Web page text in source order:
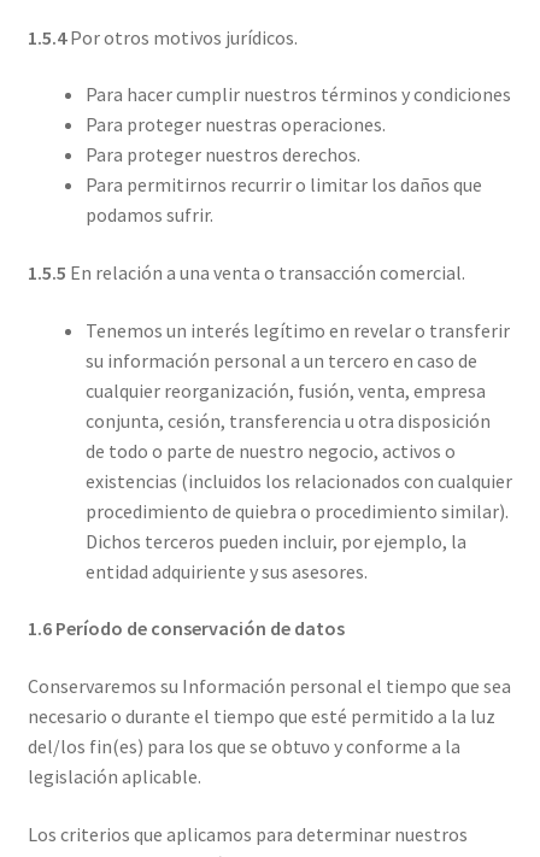
1.5.4Por otros motivos jurídicos.
Para hacer cumplir nuestros términos y condiciones
Para proteger nuestras operaciones.
Para proteger nuestros derechos.
Para permitirnos recurrir o limitar los daños que
podamos sufrir.
1.5.5 En relación a una venta o transacción comercial.
Tenemos un interés legítimo en revelar o transferir
su información personal a un tercero en caso de
cualquier reorganización, fusión, venta, empresa
conjunta, cesión, transferencia u otra disposición
de todo o parte de nuestro negocio, activos o
existencias (incluidos los relacionados con cualquier
procedimiento de quiebra o procedimiento similar).
Dichos terceros pueden incluir, por ejemplo, la
entidad adquiriente y sus asesores.
1.6 Período de conservación de datos
Conservaremos su Información personal el tiempo que sea
necesario o durante el tiempo que esté permitido a la luz
del/los fin(es) para los que se obtuvo y conforme a la
legislación aplicable.
Los criterios que aplicamos para determinar nuestros